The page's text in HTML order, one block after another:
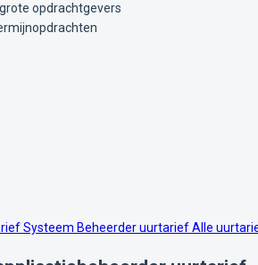
opdrachtgevers
Systeem Beheerder uurtariefAlle